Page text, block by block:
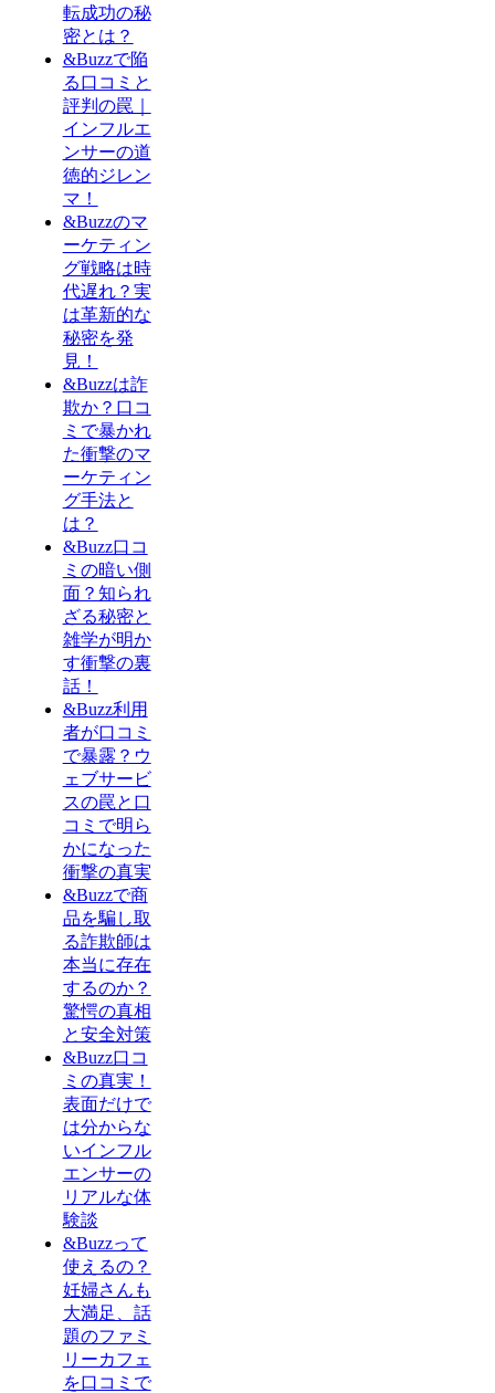
転成功の秘
密とは？
&Buzzで陥
る口コミと
評判の罠｜
インフルエ
ンサーの道
徳的ジレン
マ！
&Buzzのマ
ーケティン
グ戦略は時
代遅れ？実
は革新的な
秘密を発
見！
&Buzzは詐
欺か？口コ
ミで暴かれ
た衝撃のマ
ーケティン
グ手法と
は？
&Buzz口コ
ミの暗い側
面？知られ
ざる秘密と
雑学が明か
す衝撃の裏
話！
&Buzz利用
者が口コミ
で暴露？ウ
ェブサービ
スの罠と口
コミで明ら
かになった
衝撃の真実
&Buzzで商
品を騙し取
る詐欺師は
本当に存在
するのか？
驚愕の真相
と安全対策
&Buzz口コ
ミの真実！
表面だけで
は分からな
いインフル
エンサーの
リアルな体
験談
&Buzzって
使えるの？
妊婦さんも
大満足、話
題のファミ
リーカフェ
を口コミで